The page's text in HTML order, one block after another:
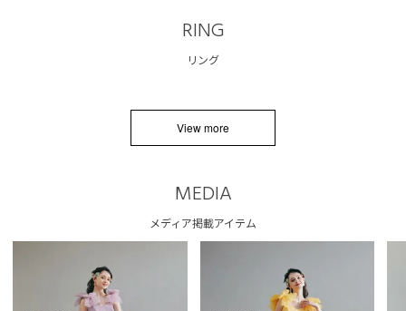
RING
リング
View more
MEDIA
メディア掲載アイテム